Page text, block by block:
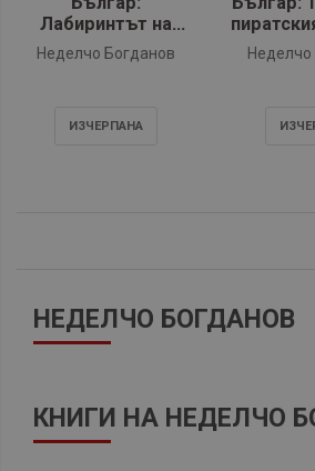
Лабиринтът на
времето - книга 2
(книга-игра)
Неделчо Богданов
ИЗЧЕРПАНA
книга 1
Неделчо
НЕДЕЛЧО БОГДАНОВ
КНИГИ НА НЕДЕЛЧО